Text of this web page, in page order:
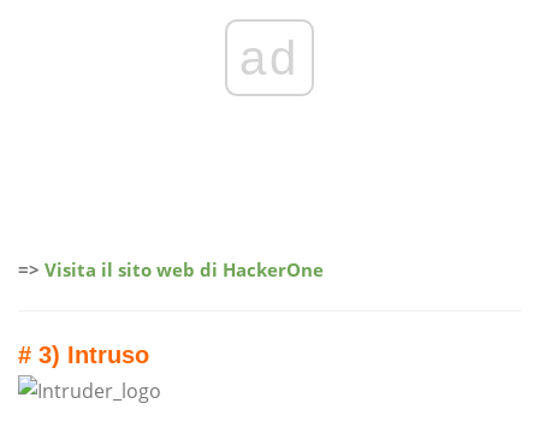
ad
=> Visita il sito web di HackerOne
# 3) Intruso